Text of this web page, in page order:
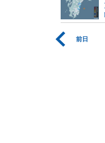
前日